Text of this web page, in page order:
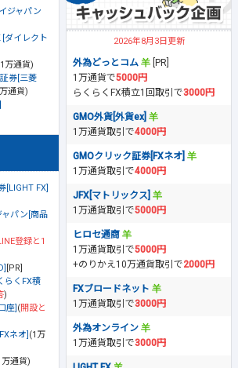
ジャパン
ダイレクト
万通貨)
券[三菱
通貨)
[LIGHT FX]
ャパン[商品
登録と1
[PR]
らくFX積
)
座] (開設と
ネオ] (1万
万通貨)
2026年8月3日更新
外為どっとコム
[PR]
1万通貨で5000円
らくらくFX積立1回取引で3000円
GMO外貨[外貨ex]
1万通貨取引で4000円
GMOクリック証券[FXネオ]
1万通貨取引で4000円
JFX[マトリックス]
1万通貨取引で5000円
ヒロセ通商
1万通貨取引で5000円
+のりかえ10万通貨取引で2000円
FXブロードネット
1万通貨取引で3000円
外為オンライン
1万通貨取引で3000円